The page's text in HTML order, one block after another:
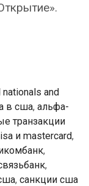
and
в сша, альфа-
транзакции
и mastercard,
,
,
, санкции сша